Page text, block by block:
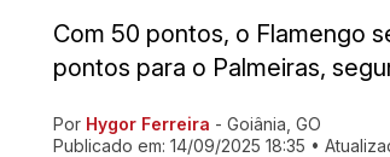
Com 50 pontos, o Flamengo
pontos para o Palmeiras,
Ir direto pra matéria
Por Hygor Ferreira - Goiânia, GO
Publicado em: 14/09/2025 18:35 •